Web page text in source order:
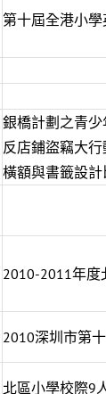
第十屆全港小
銀橋計劃之青
反店鋪盜竊大
橫額與書籤設
2010-2011年度
2010深圳市第
北區小學校際9